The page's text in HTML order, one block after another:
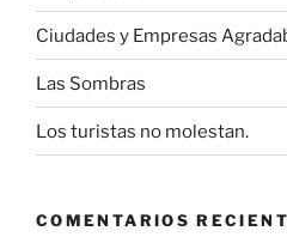
Ciudades y Empresas
Las Sombras
Los turistas no molestan.
COMENTARIOS